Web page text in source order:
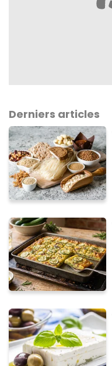
Derniers articles